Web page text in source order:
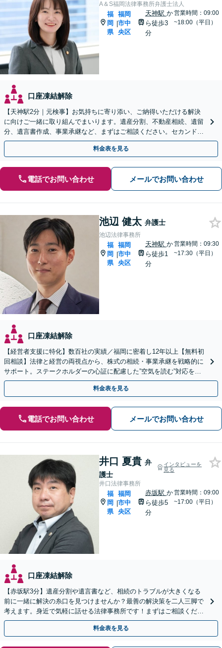
A＆S福岡法律事務所弁護士法人
福
岡
県
|
福岡
市中
央区
天神駅 か
ら徒歩3
分
営業時間：09:00
~18:00（平日）
口座凍結解除
【天神駅2分｜元検事】お気持ちに寄り添い、ご納得いただける解決
に向けご一緒に取り組んでまいります。遺産分割、不動産相続、遺留
分、遺言書作成、事業承継など、まずはご相談ください。セカンドオ
ピニオン可【休日・夜間相談可｜出張相談＆WEB面談可】
料金表を見る
電話でお問い合わせ メールでお問い合わせ
池辺 健太 弁護士
池辺法律事務所
福
岡
県
|
福岡
市中
央区
天神駅 か
ら徒歩1
分
営業時間：09:30
~17:30（平日）
口座凍結解除
【経営者支援に特化】数百社の実績／福岡に密着し12年以上【無料初
回相談】法律と経営の両視点から、株式の相続・事業承継を戦略的に
サポート。ステークホルダーの心証に配慮した”空気を読む”対応を強
みに、円満な解決を目指します【天神駅１分】
料金表を見る
電話でお問い合わせ メールでお問い合わせ
井口 夏貴 弁
護士
インタビューを
見る
井口法律事務所
福
岡
県
|
福岡
市中
央区
赤坂駅 か
ら徒歩5
分
営業時間：09:00
~17:00（平日）
口座凍結解除
【赤坂駅3分】遺産分割や遺言書など、相続のトラブルが大きくなる
前に一緒に解決の糸口を見つけませんか？最善の解決策を二人三脚で
考えます。身近で気軽に話せる法律事務所です！まずはご相談くださ
い【夜間・休日相談可】【電話・WEB面談可】
料金表を見る